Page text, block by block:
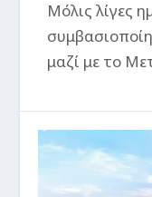
Μόλις λίγες
μαζί με το